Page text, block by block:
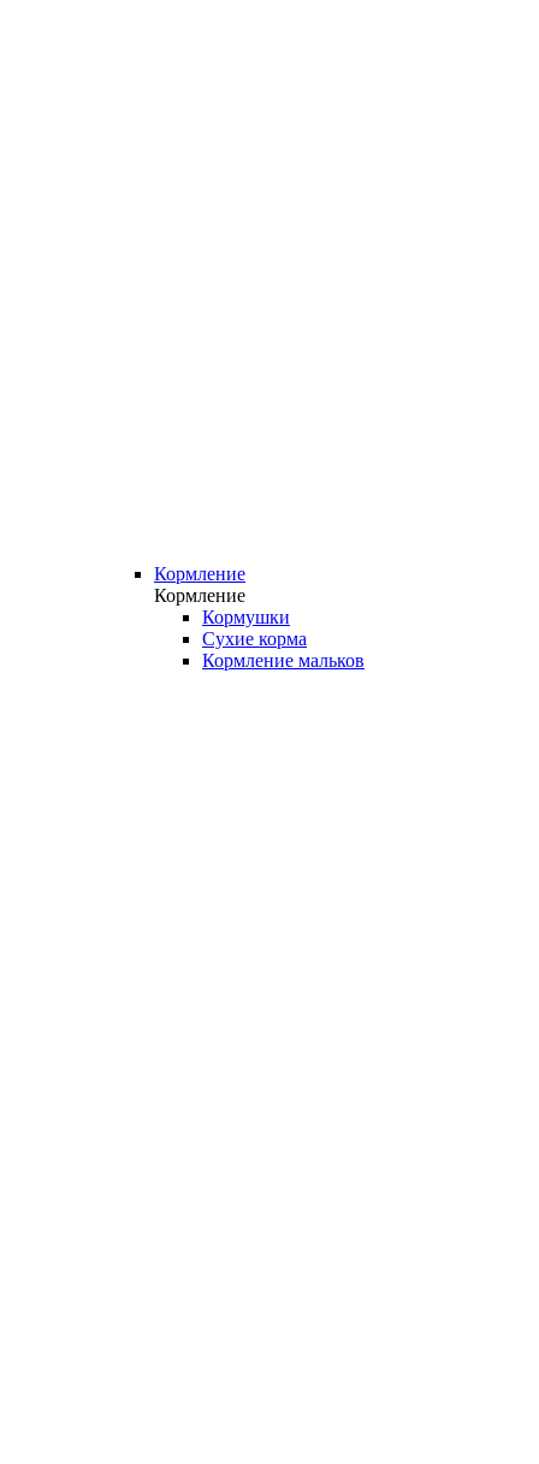
Кормление
Кормление
Кормушки
Сухие корма
Кормление мальков